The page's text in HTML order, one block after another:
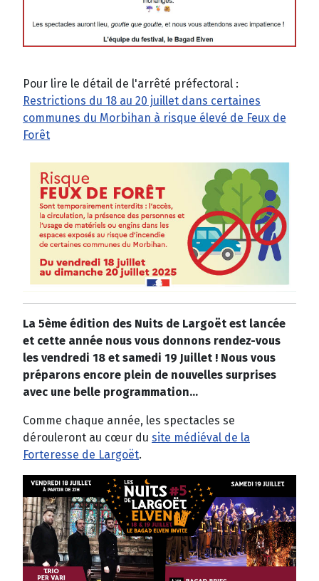
Pour lire le détail de l'arrêté préfectoral :
Restrictions du 18 au 20 juillet dans certaines
communes du Morbihan à risque élevé de Feux de
Forêt
La 5ème édition des Nuits de Largoët est lancée
et cette année nous vous donnons rendez-vous
les vendredi 18 et samedi 19 Juillet ! Nous vous
préparons encore plein de nouvelles surprises
avec une belle programmation...
Comme chaque année, les spectacles se
dérouleront au cœur du site médiéval de la
Forteresse de Largoët.